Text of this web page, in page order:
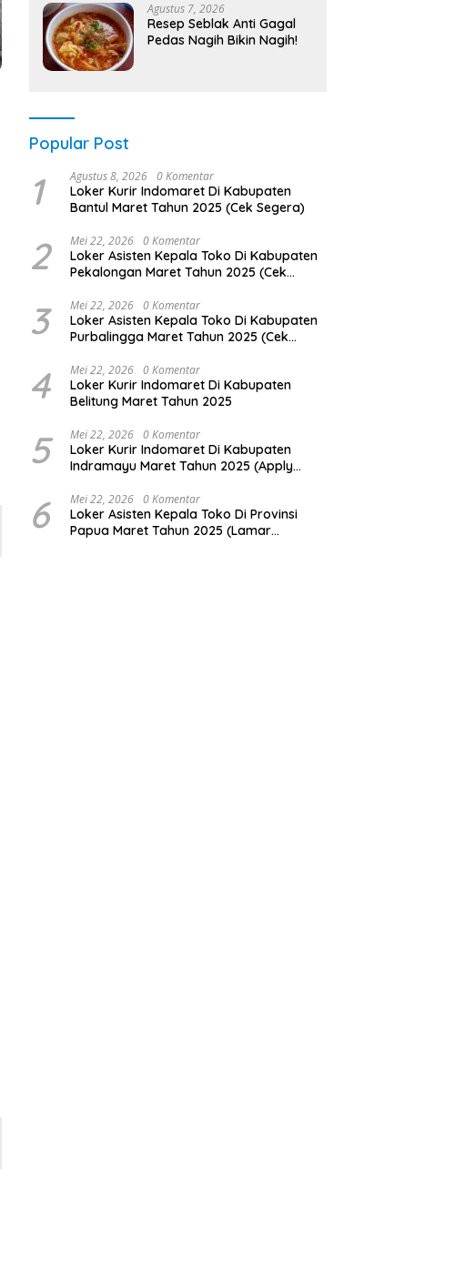
Agustus 7, 2026
Resep Seblak Anti Gagal
Pedas Nagih Bikin Nagih!
Popular Post
1 Agustus 8, 2026 0 Komentar
Loker Kurir Indomaret Di Kabupaten
Bantul Maret Tahun 2025 (Cek Segera)
2 Mei 22, 2026 0 Komentar
Loker Asisten Kepala Toko Di Kabupaten
Pekalongan Maret Tahun 2025 (Cek
3 Mei 22, 2026 0 Komentar
Loker Asisten Kepala Toko Di Kabupaten
Purbalingga Maret Tahun 2025 (Cek
4 Mei 22, 2026 0 Komentar
Loker Kurir Indomaret Di Kabupaten
Belitung Maret Tahun 2025
5 Mei 22, 2026 0 Komentar
Loker Kurir Indomaret Di Kabupaten
Indramayu Maret Tahun 2025 (Apply
6 Mei 22, 2026 0 Komentar
Loker Asisten Kepala Toko Di Provinsi
Papua Maret Tahun 2025 (Lamar